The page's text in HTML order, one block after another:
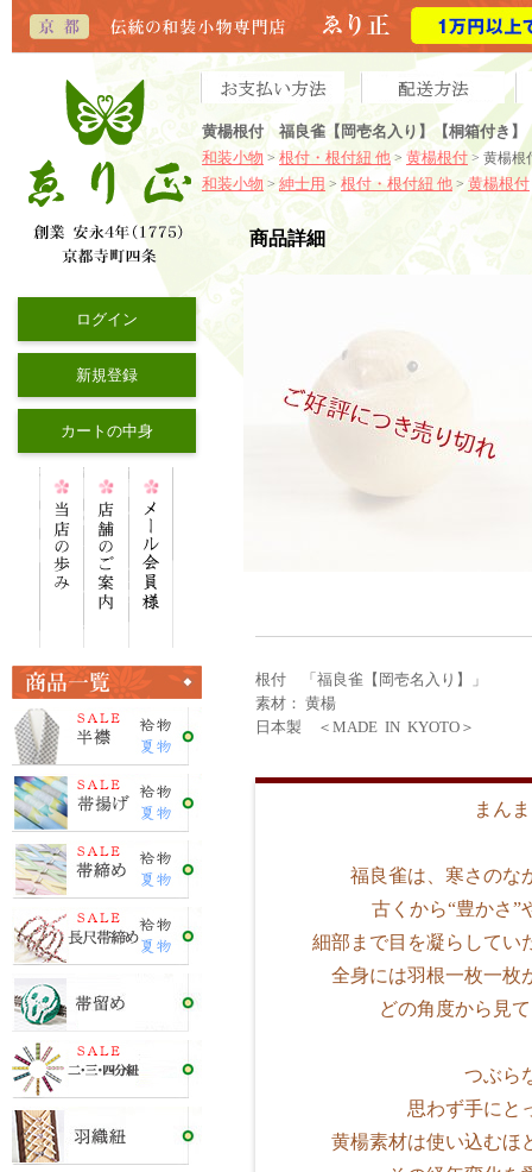
黄楊根付 福良雀【岡壱名入り】【桐箱付き】
和装小物 > 根付・根付紐 他 > 黄楊根付 > 黄楊根
和装小物 >紳士用 > 根付・根付紐 他 >黄楊根付
ログイン
新規登録
カートの中身
商品詳細
根付 「福良雀【岡壱名入り】」
素材： 黄楊
日本製 ＜MADE IN KYOTO＞
まん
福良雀は、寒さのな
古くから“豊かさ”
細部まで目を凝らしてい
全身には羽根一枚一枚
どの角度から見
つぶら
思わず手にと
黄楊素材は使い込むほ